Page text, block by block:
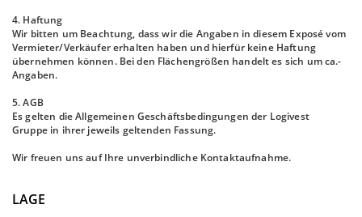
4. Haftung
Wir bitten um Beachtung, dass wir die Angaben in diesem Exposé vom
Vermieter/Verkäufer erhalten haben und hierfür keine Haftung
übernehmen können. Bei den Flächengrößen handelt es sich um ca.-
Angaben.
5. AGB
Es gelten die Allgemeinen Geschäftsbedingungen der Logivest
Gruppe in ihrer jeweils geltenden Fassung.
Wir freuen uns auf Ihre unverbindliche Kontaktaufnahme.
LAGE